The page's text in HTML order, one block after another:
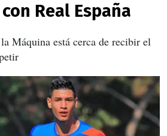
Real España
Máquina está cerca de recibir el